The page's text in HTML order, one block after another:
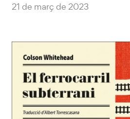
21 de març de 2023